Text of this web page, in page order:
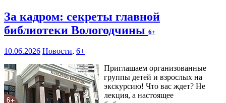
За кадром: секреты главной
библиотеки Вологодчины 6+
10.06.2026 Новости, 6+
Приглашаем организованные
группы детей и взрослых на
экскурсию! Что вас ждет? Не
лекция, а настоящее